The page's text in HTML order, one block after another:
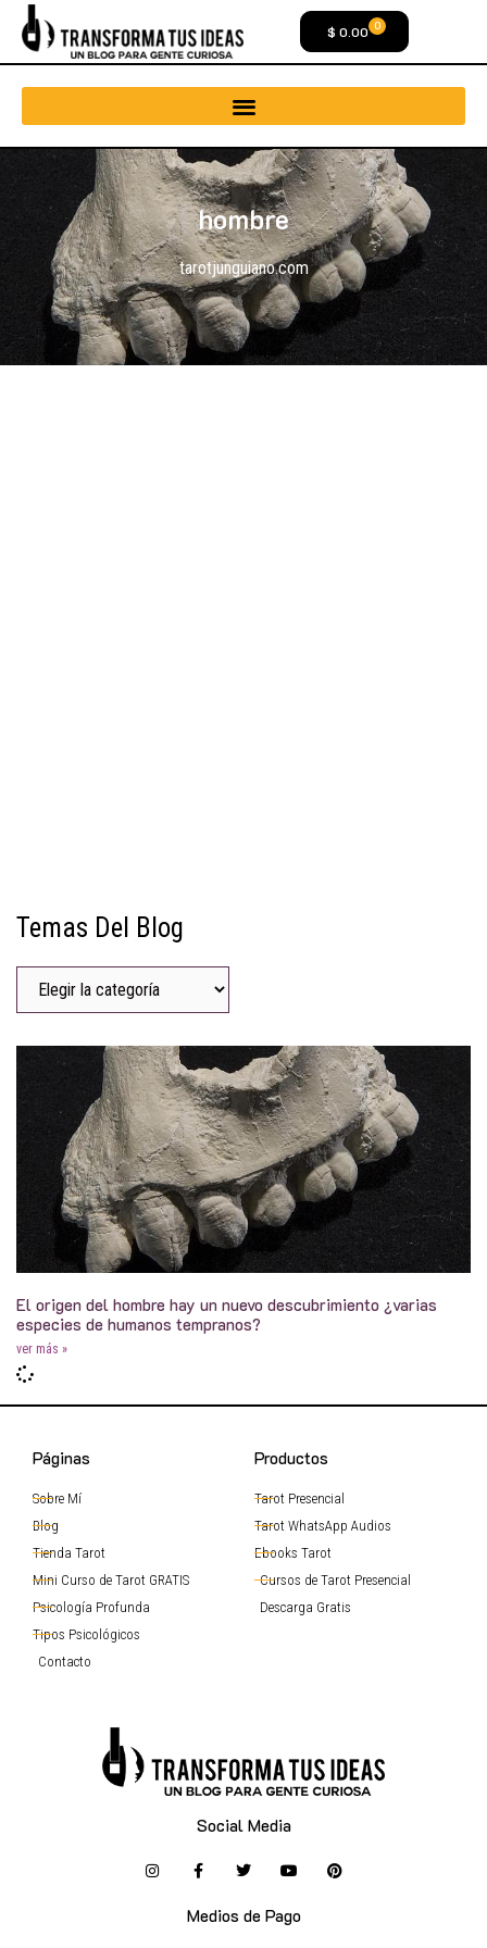
$ 0.00 0
hombre
tarotjunguiano.com
Temas Del Blog
El origen del hombre hay un nuevo descubrimiento ¿varias
especies de humanos tempranos?
ver más »
Páginas
Sobre Mí
Blog
Tienda Tarot
Mini Curso de Tarot GRATIS
Psicología Profunda
Tipos Psicológicos
Contacto
Productos
Tarot Presencial
Tarot WhatsApp Audios
Ebooks Tarot
Cursos de Tarot Presencial
Descarga Gratis
Social Media
Medios de Pago